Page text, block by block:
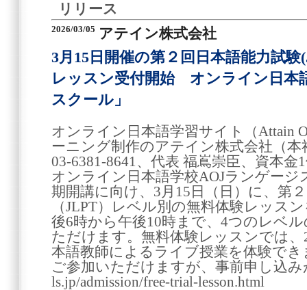
リリース
2026/03/05 アテイン株式会社
3月15日開催の第２回日本語能力試
レッスン受付開始 オンライン日本
スクール」
オンライン日本語学習サイト（Attain
ーニング制作のアテイン株式会社（本
03-6381-8641、代表 福嶌崇臣、資本金
オンライン日本語学校AOJランゲージ
期開講に向け、3月15日（日）に、第
（JLPT）レベル別の無料体験レッス
後6時から午後10時まで、4つのレベ
ただけます。無料体験レッスンでは
本語教師によるライブ授業を体験で
ご参加いただけますが、事前申し込み
ls.jp/admission/free-trial-lesson.html